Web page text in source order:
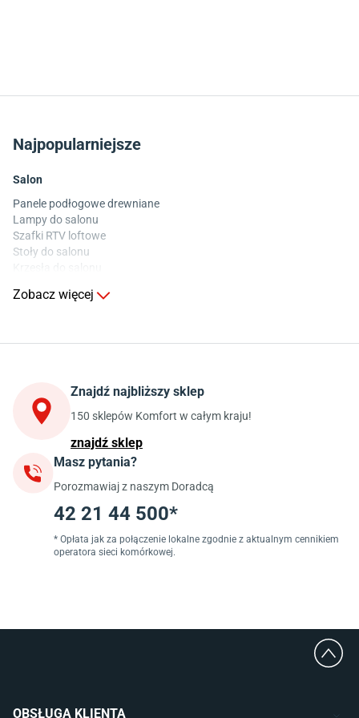
Najpopularniejsze
Salon
Panele podłogowe drewniane
Lampy do salonu
Szafki RTV loftowe
Stoły do salonu
Stoły do kuchni
Szafki kuchenne wiszące (górne)
Szafki pod zlewozmywak
Blaty kuchenne laminowane
Jadalnia
Stoły do jadalni
Krzesła do jadalni
Dywany szare
Lampy w stylu loftowym
Lampy wiszące do jadalni
Zobacz więcej
Znajdź najbliższy sklep
150 sklepów Komfort w całym kraju!
znajdź sklep
Masz pytania?
Porozmawiaj z naszym Doradcą
42 21 44 500*
* Opłata jak za połączenie lokalne zgodnie z aktualnym cennikiem
operatora sieci komórkowej.
OBSŁUGA KLIENTA